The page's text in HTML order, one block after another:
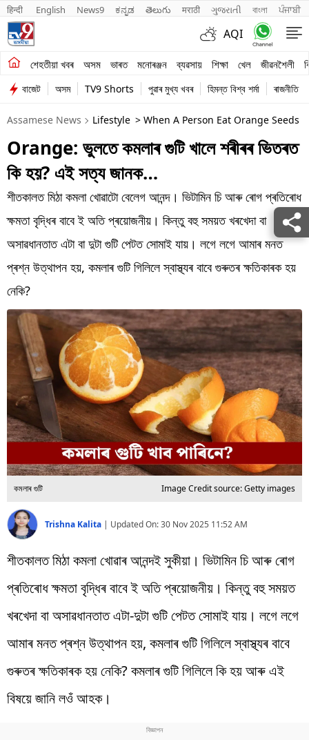
हिन्दी English News9 ಕನ್ನಡ తెలుగు मराठी ગુજરાતી বাংলা ਪੰਜਾਬੀ
AQI
শেহতীয়া খবৰ অসম ভাৰত মনোৰঞ্জন ব্যৱসায় শিক্ষা খেল জীৱনশৈলী
শেহতীয়া খবৰ
অসম
ভাৰত
মনোৰঞ্জন
ব্যৱসায়
শিক্ষা
খেল
জীৱনশৈলী
বিশ্ব
প্ৰযুক্তি
Videos
বাজেট অসম TV9 Shorts পুৱাৰ মুখ্য খবৰ হিমন্ত বিশ্ব শৰ্মা ৰাজনীতি
Assamese News Lifestyle > When A Person Eat Orange Seeds
Orange: ভুলতে কমলাৰ গুটি খালে শৰীৰৰ ভিতৰত
কি হয়? এই সত্য জানক…
শীতকালত মিঠা কমলা খোৱাটো বেলেগ আনন্দ। ভিটামিন চি আৰু ৰোগ প্ৰতিৰোধ
ক্ষমতা বৃদ্ধিৰ বাবে ই অতি প্ৰয়োজনীয়। কিন্তু বহু সময়ত খৰখেদা বা
অসাৱধানতাত এটা বা দুটা গুটি পেটত সোমাই যায়। লগে লগে আমাৰ মনত
প্ৰশ্ন উত্থাপন হয়, কমলাৰ গুটি গিলিলে স্বাস্থ্যৰ বাবে গুৰুতৰ ক্ষতিকাৰক হয়
নেকি?
কমলাৰ গুটি Image Credit source: Getty images
Trishna Kalita | Updated On:30 Nov 2025 11:52 AM
শীতকালত মিঠা কমলা খোৱাৰ আনন্দই সুকীয়া। ভিটামিন চি আৰু ৰোগ
প্ৰতিৰোধ ক্ষমতা বৃদ্ধিৰ বাবে ই অতি প্ৰয়োজনীয়। কিন্তু বহু সময়ত
খৰখেদা বা অসাৱধানতাত এটা-দুটা গুটি পেটত সোমাই যায়। লগে লগে
আমাৰ মনত প্ৰশ্ন উত্থাপন হয়, কমলাৰ গুটি গিলিলে স্বাস্থ্যৰ বাবে
গুৰুতৰ ক্ষতিকাৰক হয় নেকি? কমলাৰ গুটি গিলিলে কি হয় আৰু এই
বিষয়ে জানি লওঁ আহক।